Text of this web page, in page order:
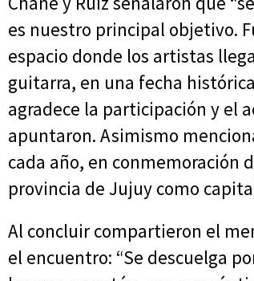
es nuestro principal objetivo.
espacio donde los artistas
guitarra, en una fecha
agradece la participación y el
apuntaron. Asimismo
cada año, en conmemoración
provincia de Jujuy como
Al concluir compartieron el
el encuentro: “Se descuelga